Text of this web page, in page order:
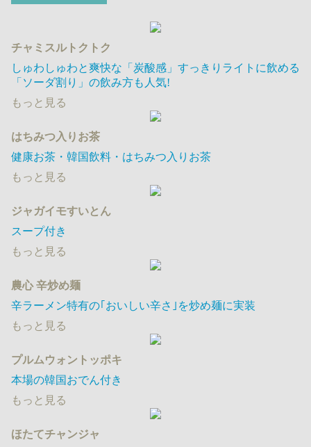
チャミスルトクトク
しゅわしゅわと爽快な「炭酸感」すっきりライトに飲める
「ソーダ割り」の飲み方も人気!
もっと見る
はちみつ入りお茶
健康お茶・韓国飲料・はちみつ入りお茶
もっと見る
ジャガイモすいとん
スープ付き
もっと見る
農心 辛炒め麺
辛ラーメン特有の｢おいしい辛さ｣を炒め麺に実装
もっと見る
プルムウォントッポキ
本場の韓国おでん付き
もっと見る
ほたてチャンジャ